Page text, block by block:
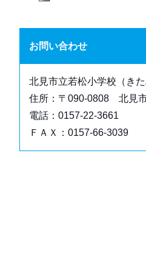
お問い合わせ
北見市立若松小学校（き
住所：〒090-0808 北見
電話：0157-22-3661
ＦＡＸ：0157-66-3039